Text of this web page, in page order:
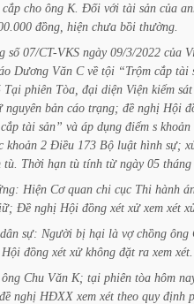
cắp cho ông K. Đối với tài sản của
đồng, hiện chưa bồi thường.
số 07/CT-VKS ngày 09/3/2022 của
Dương Văn C về tội “Trộm cắp tài
Tại phiên Tòa, đại diện Viện kiểm sát
nguyên bản cáo trạng; đề nghị Hội
cắp tài sản” và áp dụng điểm s khoản
khoản 2 Điều 173 Bộ luật hình sự;
tù. Thời hạn tù tính từ ngày 05 tháng
Hiện Cơ quan chi cục Thi hành
Đề nghị Hội đồng xét xử xem xét
dân sự: Người bị hại là vợ chồng ông
Hội đồng xét xử không đặt ra xem xét.
ông Chu Văn K; tại phiên tòa hôm
đề nghị HĐXX xem xét theo quy định